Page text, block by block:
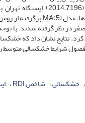
خشکسالی شاخص RDI